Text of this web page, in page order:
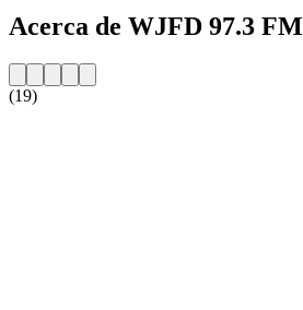
Acerca de WJFD 97.3 FM
(19)